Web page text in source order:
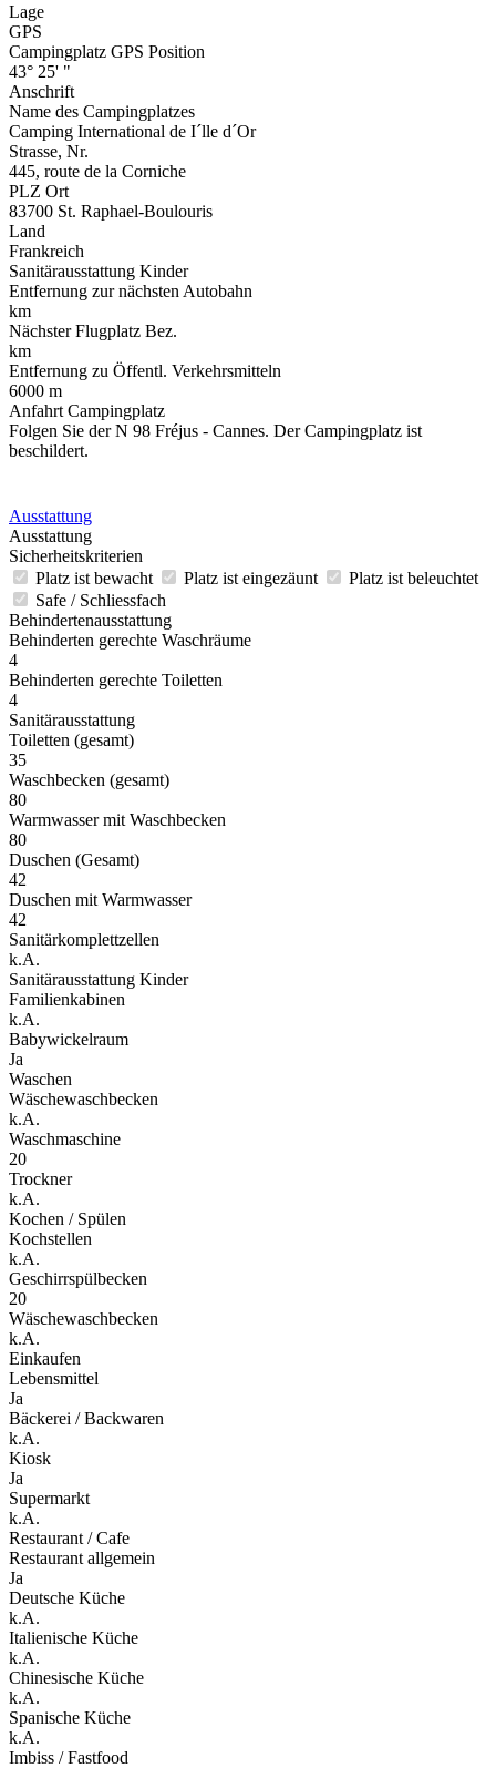
Lage
GPS
Campingplatz GPS Position
43° 25' "
Anschrift
Name des Campingplatzes
Camping International de I´lle d´Or
Strasse, Nr.
445, route de la Corniche
PLZ Ort
83700 St. Raphael-Boulouris
Land
Frankreich
Sanitärausstattung Kinder
Entfernung zur nächsten Autobahn
km
Nächster Flugplatz Bez.
km
Entfernung zu Öffentl. Verkehrsmitteln
6000 m
Anfahrt Campingplatz
Folgen Sie der N 98 Fréjus - Cannes. Der Campingplatz ist
beschildert.
Ausstattung
Ausstattung
Sicherheitskriterien
Platz ist bewacht
Platz ist eingezäunt
Platz ist beleuchtet
Safe / Schliessfach
Behindertenausstattung
Behinderten gerechte Waschräume
4
Behinderten gerechte Toiletten
4
Sanitärausstattung
Toiletten (gesamt)
35
Waschbecken (gesamt)
80
Warmwasser mit Waschbecken
80
Duschen (Gesamt)
42
Duschen mit Warmwasser
42
Sanitärkomplettzellen
k.A.
Sanitärausstattung Kinder
Familienkabinen
k.A.
Babywickelraum
Ja
Waschen
Wäschewaschbecken
k.A.
Waschmaschine
20
Trockner
k.A.
Kochen / Spülen
Kochstellen
k.A.
Geschirrspülbecken
20
Wäschewaschbecken
k.A.
Einkaufen
Lebensmittel
Ja
Bäckerei / Backwaren
k.A.
Kiosk
Ja
Supermarkt
k.A.
Restaurant / Cafe
Restaurant allgemein
Ja
Deutsche Küche
k.A.
Italienische Küche
k.A.
Chinesische Küche
k.A.
Spanische Küche
k.A.
Imbiss / Fastfood